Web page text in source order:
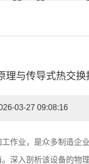
理与传导式热交换
03-27 09:08:16
作业，是众多制造企
深入剖析该设备的物